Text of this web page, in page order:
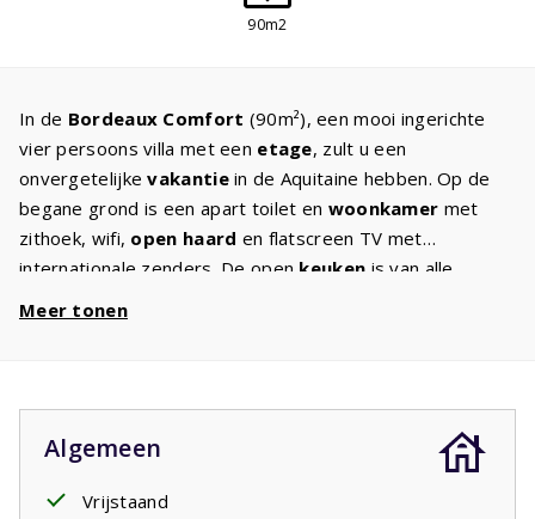
90m2
In de Bordeaux Comfort (90m²), een mooi ingerichte
vier persoons villa met een etage, zult u een
onvergetelijkevakantiein de Aquitaine hebben. Op de
begane grond is een apart toilet en woonkamer met
zithoek, wifi, open haard en flatscreen TV met
internationale zenders. De open keuken is van alle
eenpersoonsbedden, beide met een balkon. Steekt u
graag debarbecue
aan? Deze staat al klaar voor u op
het terras met eromheen een comfortabel tuinset met
twee
ligstoelen. In de
Meer tonen
Algemeen
Vrijstaand